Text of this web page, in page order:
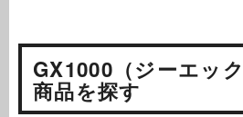
GX1000（ジーエッ
商品を探す